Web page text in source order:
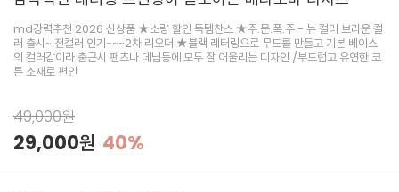
md강력추천 2026 신상품 ★소량 할인 득템찬스 ★주.문.폭.주 - 뉴 컬러 브라운 컬
러 출시~ 전컬러 인기~~~2차 리오더 ★블랙 레터링으로 무드를 만들고 기본 베이스
의 컬러감이라 출근시 팬츠나 데님등에 모두 잘 어울리는 디자인 /부드럽고 유연한 코
튼 소재로 편안
49,000원
29,000원 40%